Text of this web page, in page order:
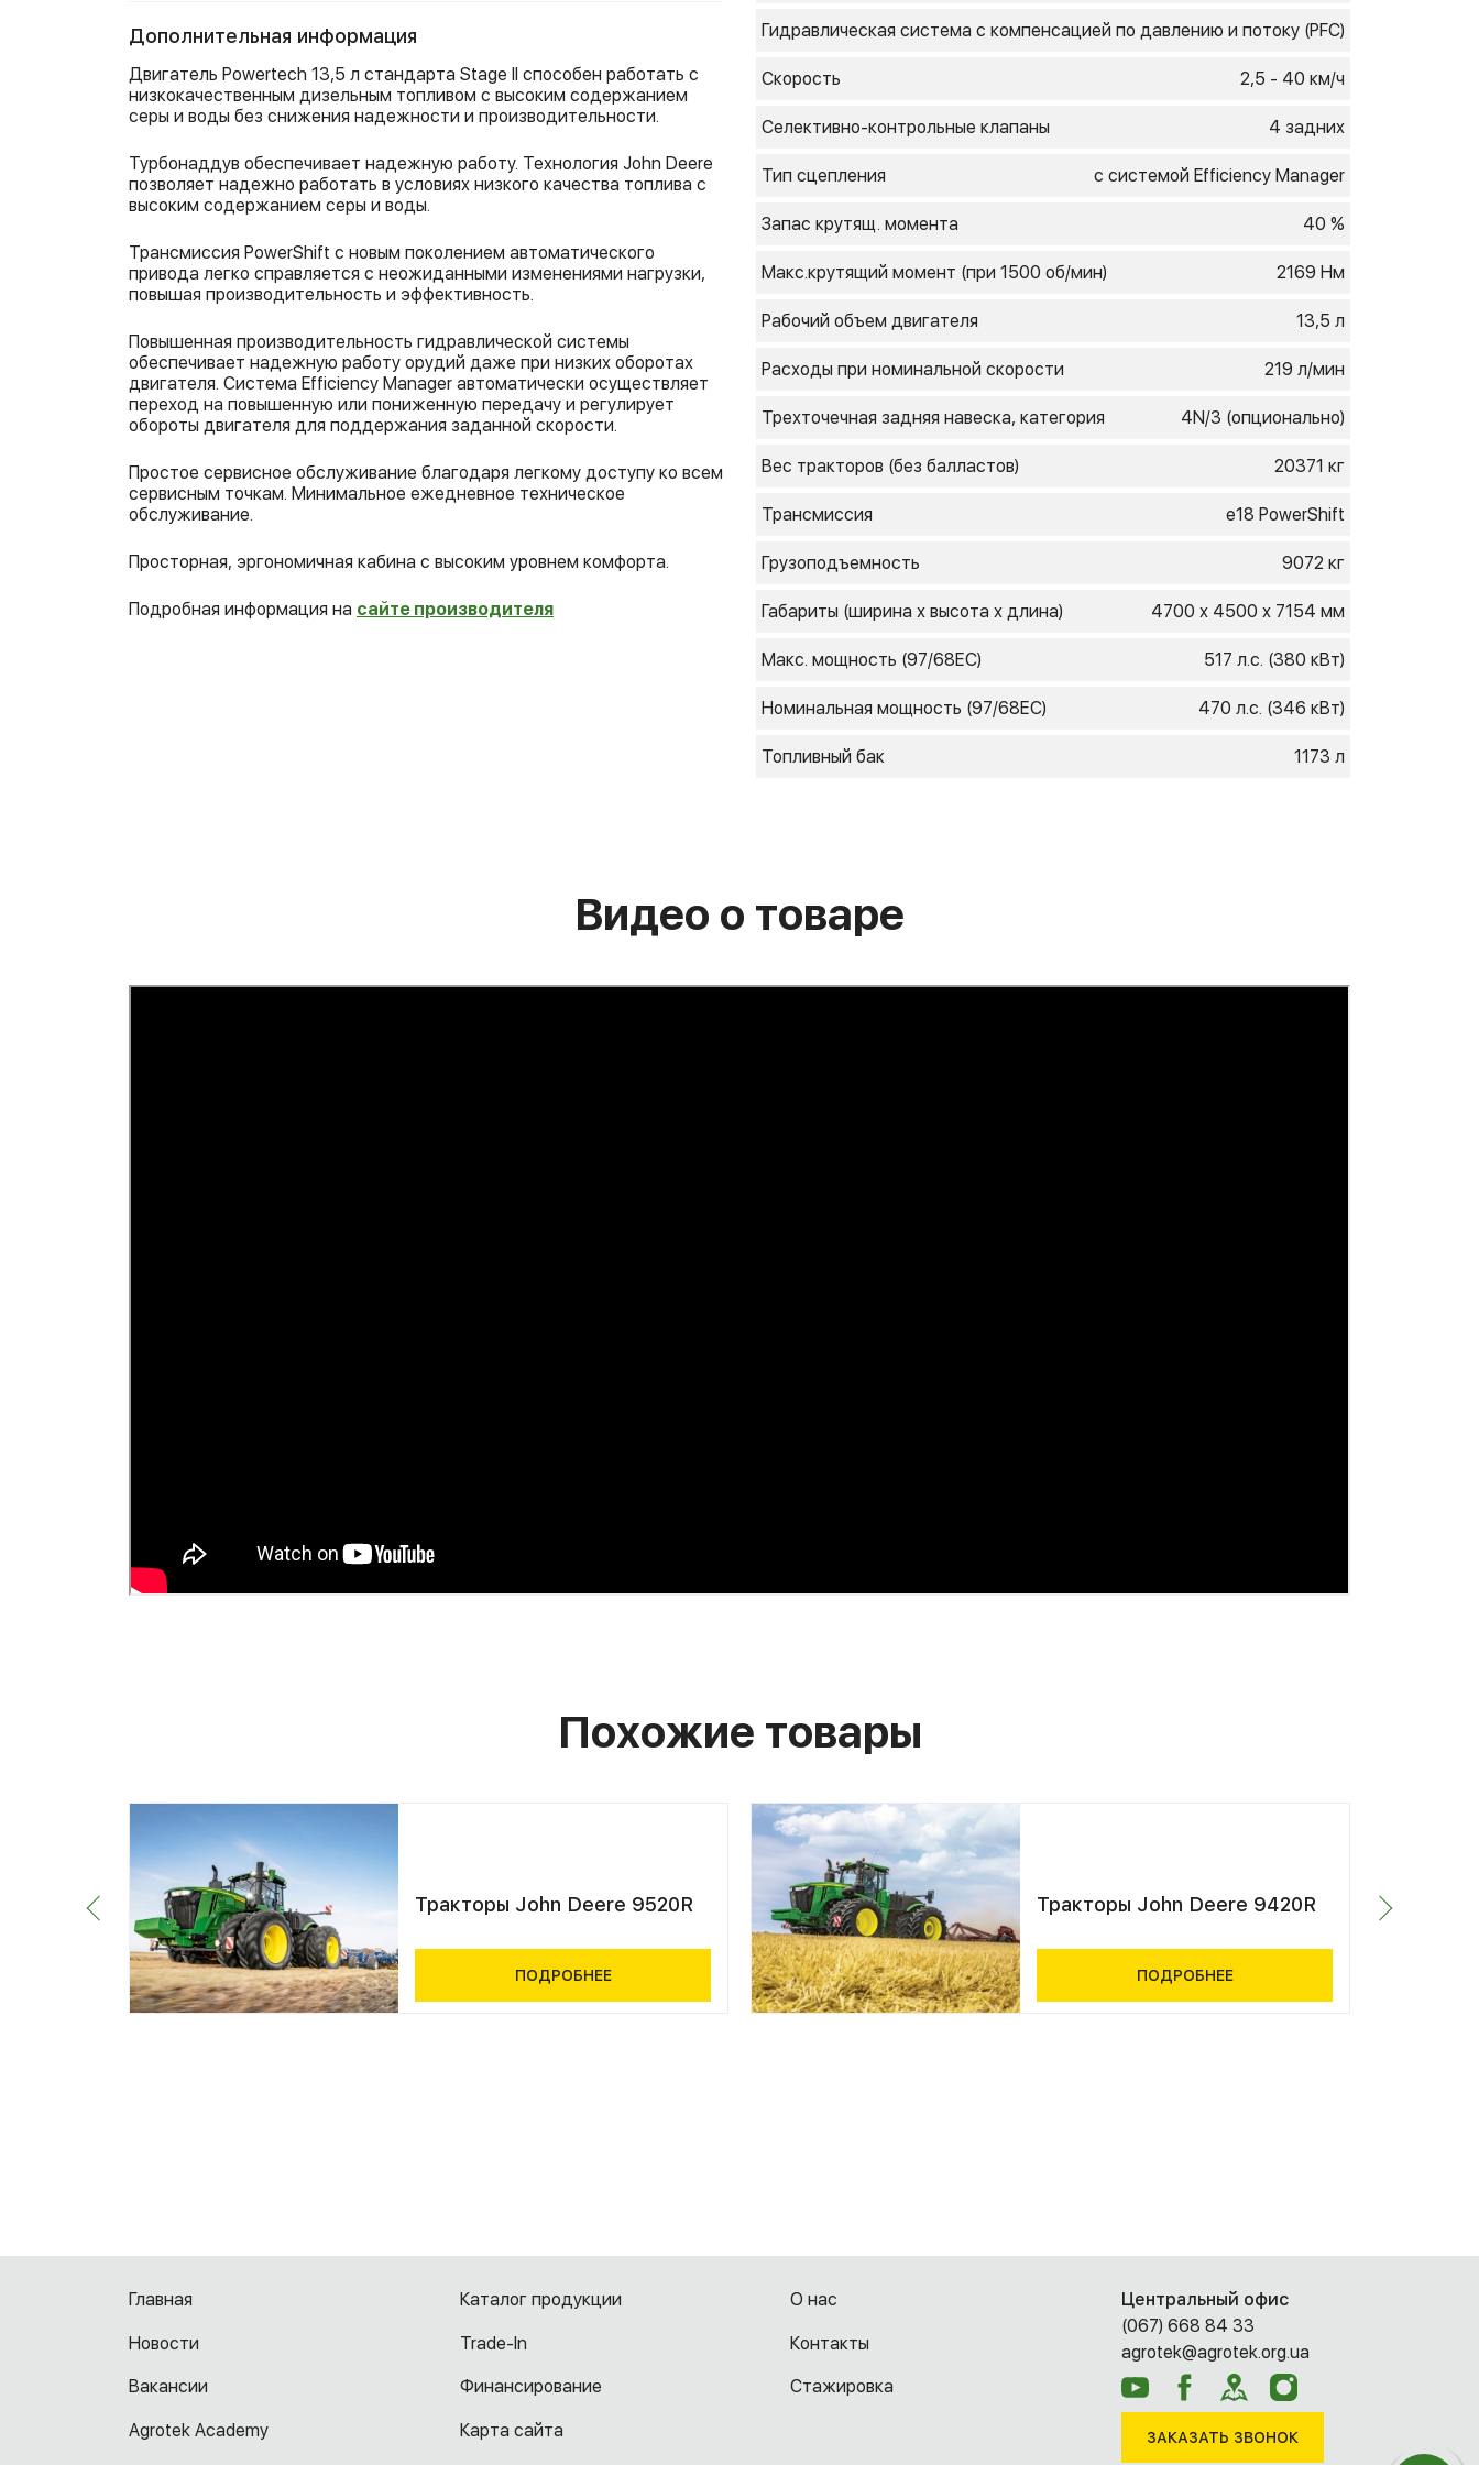
Дополнительная информация
Двигатель Powertech 13,5 л стандарта Stage II способен работать с
низкокачественным дизельным топливом с высоким содержанием
серы и воды без снижения надежности и производительности.
Турбонаддув обеспечивает надежную работу. Технология John Deere
позволяет надежно работать в условиях низкого качества топлива с
высоким содержанием серы и воды.
Трансмиссия PowerShift с новым поколением автоматического
привода легко справляется с неожиданными изменениями нагрузки,
повышая производительность и эффективность.
Повышенная производительность гидравлической системы
обеспечивает надежную работу орудий даже при низких оборотах
двигателя. Система Efficiency Manager автоматически осуществляет
переход на повышенную или пониженную передачу и регулирует
обороты двигателя для поддержания заданной скорости.
Простое сервисное обслуживание благодаря легкому доступу ко всем
сервисным точкам. Минимальное ежедневное техническое
обслуживание.
Просторная, эргономичная кабина с высоким уровнем комфорта.
Подробная информация на сайте производителя
Гидравлическая система с компенсацией по давлению и потоку (PFC)
Скорость 2,5 - 40 км/ч
Cелективно-контрольные клапаны 4 задних
Тип сцепления с системой Efficiency Manager
Запас крутящ. момента 40 %
Макс.крутящий момент (при 1500 об/мин) 2169 Нм
Рабочий объем двигателя 13,5 л
Расходы при номинальной скорости 219 л/мин
Трехточечная задняя навеска, категория 4N/3 (опционально)
Вес тракторов (без балластов) 20371 кг
Трансмиссия e18 PowerShift
Грузоподъемность 9072 кг
Габариты (ширина х высота х длина) 4700 х 4500 х 7154 мм
Макс. мощность (97/68ЕС) 517 л.с. (380 кВт)
Номинальная мощность (97/68ЕС) 470 л.с. (346 кВт)
Топливный бак 1173 л
Видео о товаре
Похожие товары
Тракторы John Deere 9520R
ПОДРОБНЕЕ
Тракторы John Deere 9420R
ПОДРОБНЕЕ
Главная Каталог продукции О нас
Новости Trade-In Контакты
Вакансии Финансирование Cтажировка
Agrotek Academy Карта сайта
Центральный офис
(067) 668 84 33
agrotek@agrotek.org.ua
ЗАКАЗАТЬ ЗВОНОК